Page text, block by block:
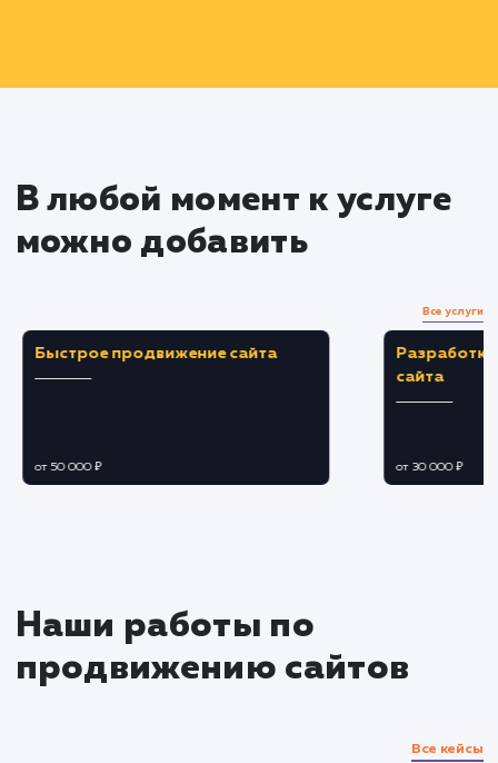
возврата товаров согласно требованиям
Оптимизация карточек товаров
оптимизируем описания, заголовки и
Подбираем оптимальные цены и скидки,
чтобы привлечь больше клиентов.
Настраиваем участие в акциях и
спецпредложениях Яндекс Маркета.
Подключаем и настраиваем возможности